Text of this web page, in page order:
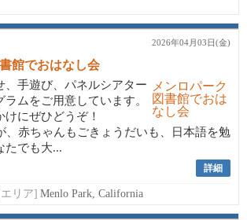
2026年04月03日(金)
館でおはなし会
、手遊び、パネルシアター
ムをご用意しています。
にぜひどうぞ！
、赤ちゃんもごきょうだいも、日本語を勉
たでも大...
詳細
リア] Menlo Park, California